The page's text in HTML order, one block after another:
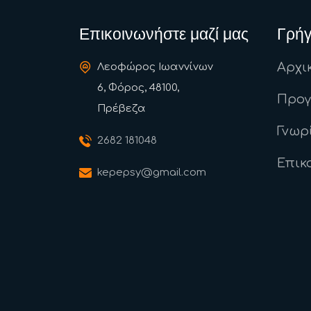
Επικοινωνήστε μαζί μας
Λεοφώρος Ιωαννίνων
6, Φόρος, 48100,
Πρέβεζα
2682 181048
kepepsy@gmail.com